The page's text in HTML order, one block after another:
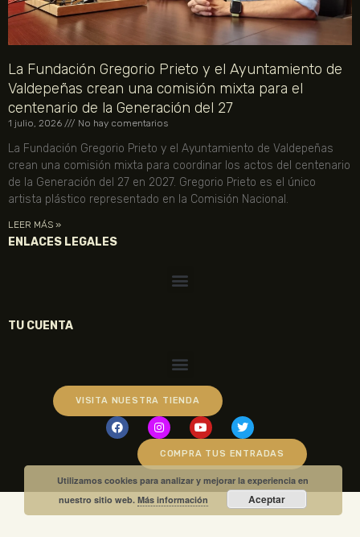
La Fundación Gregorio Prieto y el Ayuntamiento de
Valdepeñas crean una comisión mixta para el
centenario de la Generación del 27
1 julio, 2026 No hay comentarios
La Fundación Gregorio Prieto y el Ayuntamiento de Valdepeñas
crean una comisión mixta para coordinar los actos del centenario
de la Generación del 27 en 2027. Gregorio Prieto es el único
artista plástico representado en la Comisión Nacional.
LEER MÁS »
ENLACES LEGALES
TU CUENTA
VISITA NUESTRA TIENDA
COMPRA TUS ENTRADAS
Utilizamos cookies para analizar y mejorar la experiencia en
nuestro sitio web.Más información Aceptar